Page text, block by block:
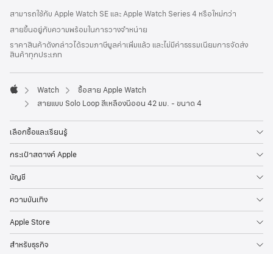
ท้าย
กระดาษ
เชิงอรรถ
สามารถใช้กับ Apple Watch SE และ Apple Watch Series 4 หรือใหม่กว่า
สายขึ้นอยู่กับความพร้อมในการวางจำหน่าย
ราคาสินค้าดังกล่าวได้รวมภาษีมูลค่าเพิ่มแล้ว และไม่มีค่าธรรมเนียมการจัดส่ง
สินค้าทุกประเภท
Apple
Watch
ซื้อสาย Apple Watch
สายแบบ Solo Loop สีเหลืองนีออน 42 มม. - ขนาด 4
เลือกซื้อและเรียนรู้
กระเป๋าสตางค์ Apple
บัญชี
ความบันเทิง
Apple Store
สำหรับธุรกิจ